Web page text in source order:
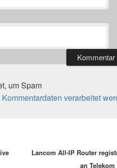
um Spam
verarbeitet
Lancom All-IP Router
an